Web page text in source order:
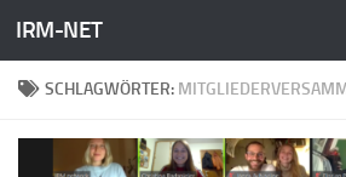
Zum Inhalt springen
IRM-NET
SCHLAGWÖRTER: